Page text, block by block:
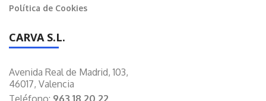
Política de Cookies
CARVA S.L.
Avenida Real de Madrid, 103,
46017, Valencia